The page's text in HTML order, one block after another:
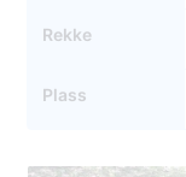
Rekke
Plass